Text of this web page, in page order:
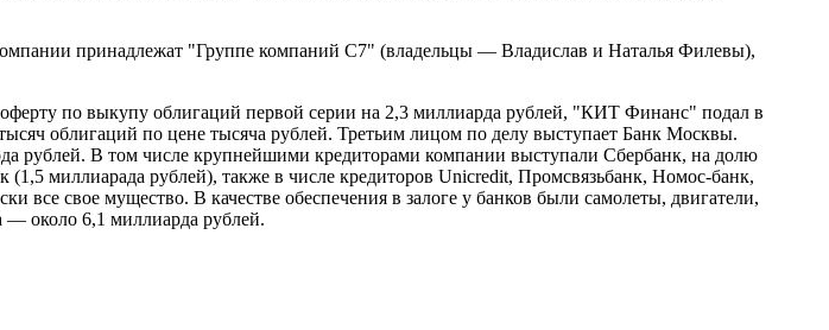
принадлежат "Группе компаний С7" (владельцы — Владислав и Наталья Филевы),
по выкупу облигаций первой серии на 2,3 миллиарда рублей, "КИТ Финанс" подал в
облигаций по цене тысяча рублей. Третьим лицом по делу выступает Банк Москвы.
рублей. В том числе крупнейшими кредиторами компании выступали Сбербанк, на долю
миллиарада рублей), также в числе кредиторов Unicredit, Промсвязьбанк, Номос-банк,
все свое мущество. В качестве обеспечения в залоге у банков были самолеты, двигатели,
— около 6,1 миллиарда рублей.